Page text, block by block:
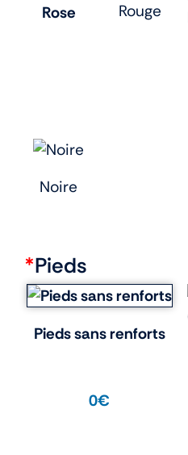
Rose Rouge
Noire
*Pieds
Pieds sans renforts
0€